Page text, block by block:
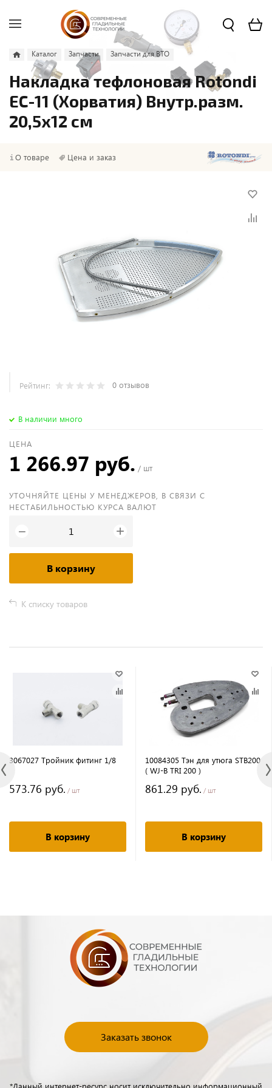
Каталог Запчасти Запчасти для ВТО
Накладка тефлоновая Rotondi
EC-11 (Хорватия) Внутр.разм.
20,5х12 см
О товаре Цена и заказ
Рейтинг: 0 отзывов
В наличии много
ЦЕНА
1 266.97 руб. / шт
УТОЧНЯЙТЕ ЦЕНЫ У МЕНЕДЖЕРОВ, В СВЯЗИ С
НЕСТАБИЛЬНОСТЬЮ КУРСА ВАЛЮТ
− +
В корзину
К списку товаров
3067027 Тройник фитинг 1/8
573.76 руб. / шт
В корзину
10084305 Тэн для утюга STB200
( WJ-B TRI 200 )
861.29 руб. / шт
В корзину
Заказать звонок
*Данный интернет-ресурс носит исключительно информационный